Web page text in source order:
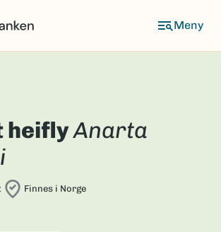
heiflyAnarta
Finnes i Norge